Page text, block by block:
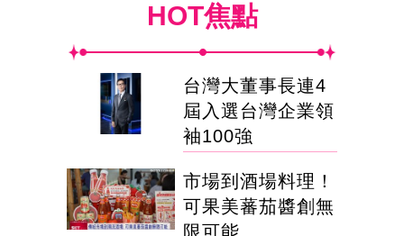
HOT焦點
台灣大董事長連4
屆入選台灣企業領
袖100強
市場到酒場料理！
可果美蕃茄醬創無
限可能